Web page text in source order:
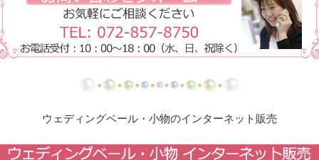
【ドレスリメイク】総レースのお宮参りケープ
【ドレスリメイク】アシメトリーなレース使いのミ
ウェディングベール・小物のインターネット販売